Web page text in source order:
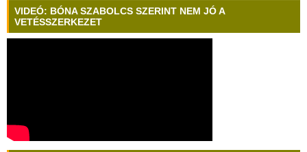
VIDEÓ: BÓNA SZABOLCS SZERINT NEM JÓ A
VETÉSSZERKEZET